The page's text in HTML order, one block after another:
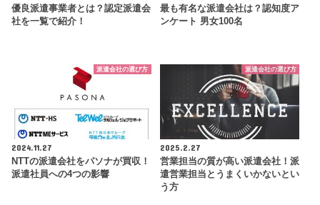
優良派遣事業者とは？認定派遣会
社を一覧で紹介！
最も有名な派遣会社は？認知度ア
ンケート 男女100名
派遣会社の選び方
2024.11.27
NTTの派遣会社をパソナが買収！
派遣社員への4つの影響
派遣会社の選び方
2025.2.27
営業担当の質が高い派遣会社！派
遣営業担当とうまくいかないとい
う方